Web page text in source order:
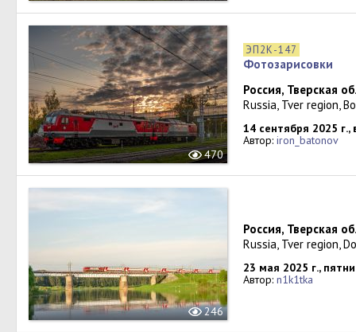
470
ЭП2К-147
Фотозарисовки
Россия, Тверская
Russia, Tver region,
14 сентября 2025 г.,
Автор: iron_batonov
246
Россия, Тверская
Russia, Tver region,
23 мая 2025 г.,
Автор: n1k1tka